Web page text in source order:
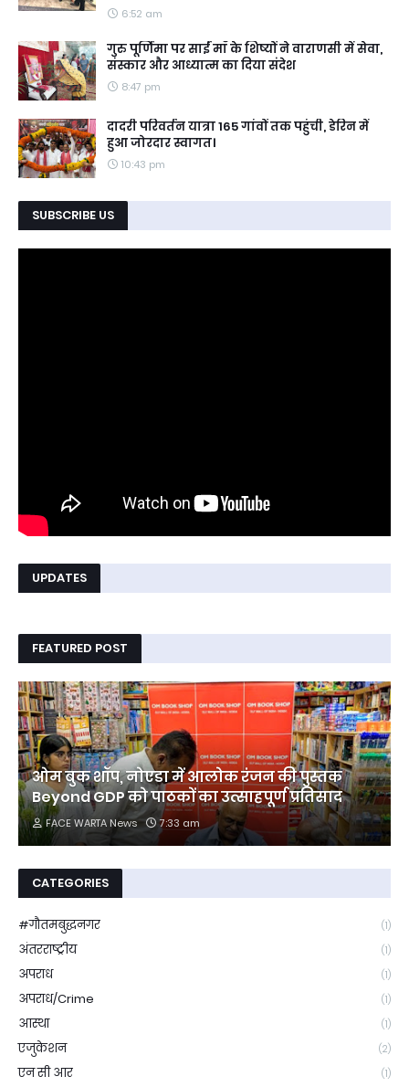
6:52 am
गुरु पूर्णिमा पर साईं माँ के शिष्यों ने वाराणसी में सेवा,
संस्कार और आध्यात्म का दिया संदेश
8:47 pm
दादरी परिवर्तन यात्रा 165 गांवों तक पहुंची, डेरिन में
हुआ जोरदार स्वागत।
10:43 pm
SUBSCRIBE US
UPDATES
FEATURED POST
ओम बुक शॉप, नोएडा में आलोक रंजन की पुस्तक
Beyond GDP को पाठकों का उत्साहपूर्ण प्रतिसाद
FACE WARTA News 7:33 am
CATEGORIES
#गौतमबुद्धनगर (1)
अंतरराष्ट्रीय (1)
अपराध (1)
अपराध/Crime (1)
आस्था (1)
एजुकेशन (2)
एन सी आर (1)